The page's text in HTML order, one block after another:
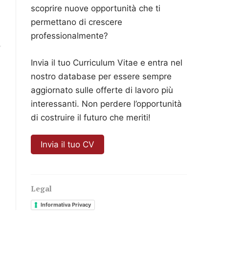
scoprire nuove opportunità che ti
permettano di crescere
professionalmente?
Invia il tuo Curriculum Vitae e entra nel
nostro database per essere sempre
aggiornato sulle offerte di lavoro più
interessanti. Non perdere l’opportunità
di costruire il futuro che meriti!
Invia il tuo CV
Legal
Informativa Privacy